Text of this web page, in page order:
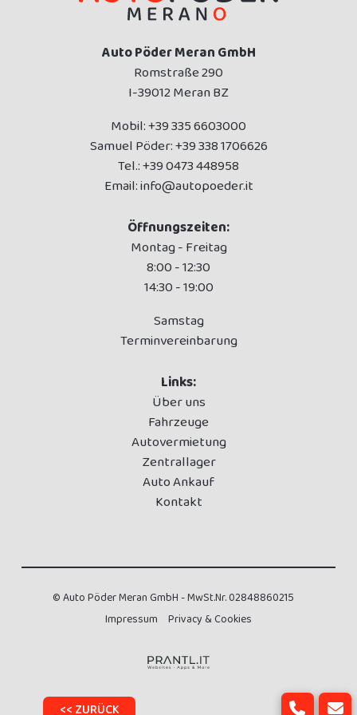
<< ZURÜCK
Auto Pöder Meran GmbH
Romstraße 290
I-39012 Meran BZ
Mobil:+39 335 6603000
Samuel Pöder:+39 338 1706626
Tel.:+39 0473 448958
Email:info@autopoeder.it
Öffnungszeiten:
Montag - Freitag
8:00 - 12:30
14:30 - 19:00
Samstag
Terminvereinbarung
Links:
Über uns
Fahrzeuge
Autovermietung
Zentrallager
Auto Ankauf
Kontakt
© Auto Pöder Meran GmbH - MwSt.Nr. 02848860215
Impressum
Privacy & Cookies